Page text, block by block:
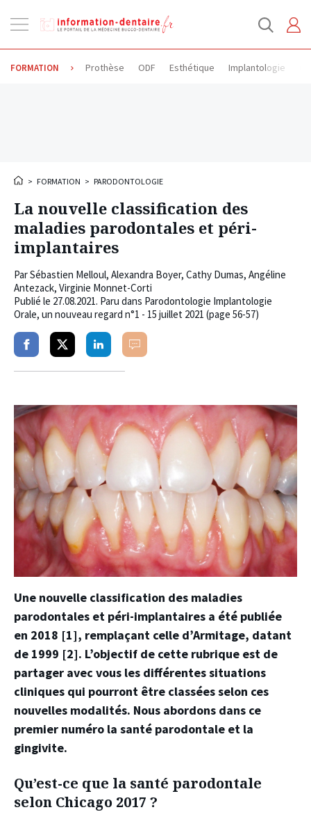
la
FORMATION Prothèse ODF Esthétique Implantologie
> FORMATION > PARODONTOLOGIE
La nouvelle classification des
maladies parodontales et péri-
implantaires
ParSébastien Melloul, Alexandra Boyer, Cathy Dumas, Angéline
Antezack, Virginie Monnet-Corti
Publié le 27.08.2021. Paru dans Parodontologie Implantologie
Orale, un nouveau regard n°1 - 15 juillet 2021 (page 56-57)
PartagerPartagerPartagerCommenter
Une nouvelle classification des maladies
parodontales et péri-implantaires a été publiée
en 2018 [1], remplaçant celle d’Armitage, datant
de 1999 [2]. L’objectif de cette rubrique est de
partager avec vous les différentes situations
cliniques qui pourront être classées selon ces
nouvelles modalités. Nous abordons dans ce
premier numéro la santé parodontale et la
gingivite.
Qu’est-ce que la santé parodontale
selon Chicago 2017 ?